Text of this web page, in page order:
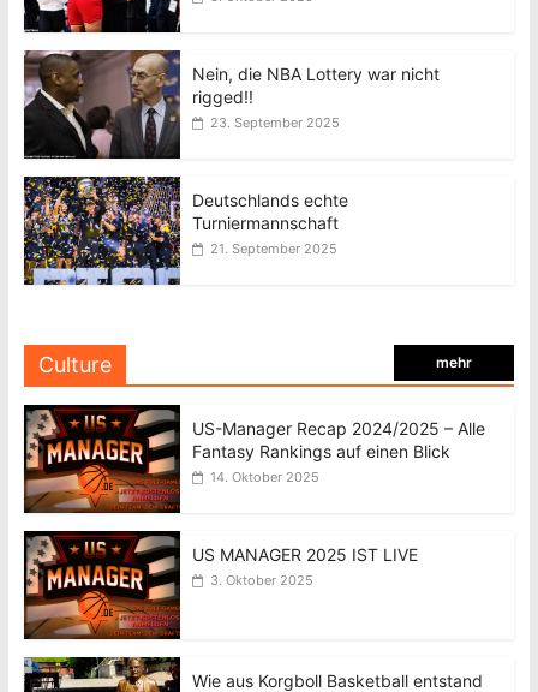
Nein, die NBA Lottery war nicht
rigged!!
23. September 2025
Deutschlands echte
Turniermannschaft
21. September 2025
Culture mehr
US-Manager Recap 2024/2025 – Alle
Fantasy Rankings auf einen Blick
14. Oktober 2025
US MANAGER 2025 IST LIVE
3. Oktober 2025
Wie aus Korgboll Basketball entstand